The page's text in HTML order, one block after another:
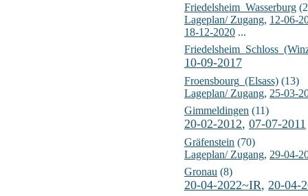
Friedelsheim_Wasserburg
Lageplan/ Zugang, 12-06-
18-12-2020 ...
10-09-2017
Froensbourg_(Elsass) (13)
Lageplan/ Zugang, 25-03-
Gimmeldingen (11)
20-02-2012, 07-07-2011
Gräfenstein (70)
Lageplan/ Zugang, 29-04-
Gronau (8)
20-04-2022~IR, 20-04-